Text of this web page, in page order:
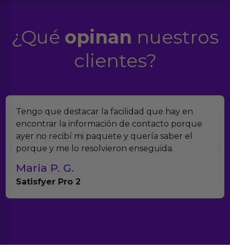
¿Qué opinan nuestros
clientes?
facilidad que hay en
de contacto porque
y quería saber el
enseguida.
Encontramos Erotiks
verdad es que nos
muchísimos
con el seguimiento